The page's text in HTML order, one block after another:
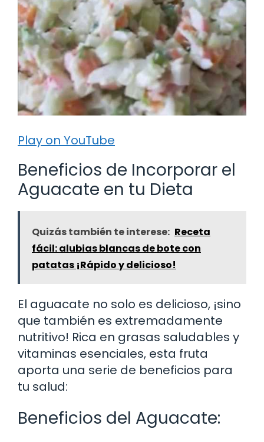
Play on YouTube
Beneficios de Incorporar el
Aguacate en tu Dieta
Quizás también te interese: Receta
fácil: alubias blancas de bote con
patatas ¡Rápido y delicioso!
El aguacate no solo es delicioso, ¡sino
que también es extremadamente
nutritivo! Rica en grasas saludables y
vitaminas esenciales, esta fruta
aporta una serie de beneficios para
tu salud:
Beneficios del Aguacate: